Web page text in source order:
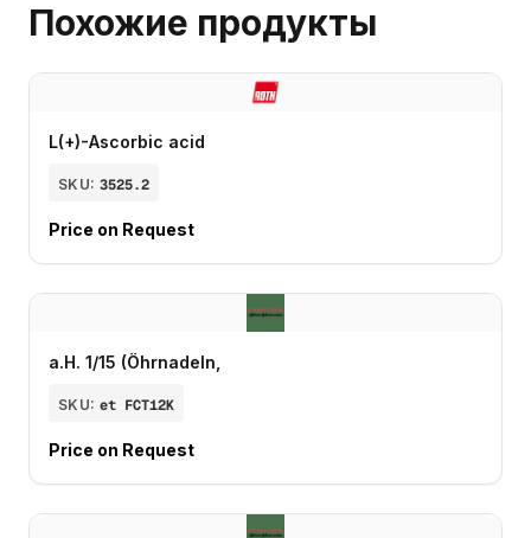
Похожие продукты
L(+)-Ascorbic acid
SKU: 3525.2
Price on Request
a.H. 1/15 (Öhrnadeln,
SKU: et FCT12K
Price on Request